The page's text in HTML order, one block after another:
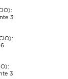
3
3